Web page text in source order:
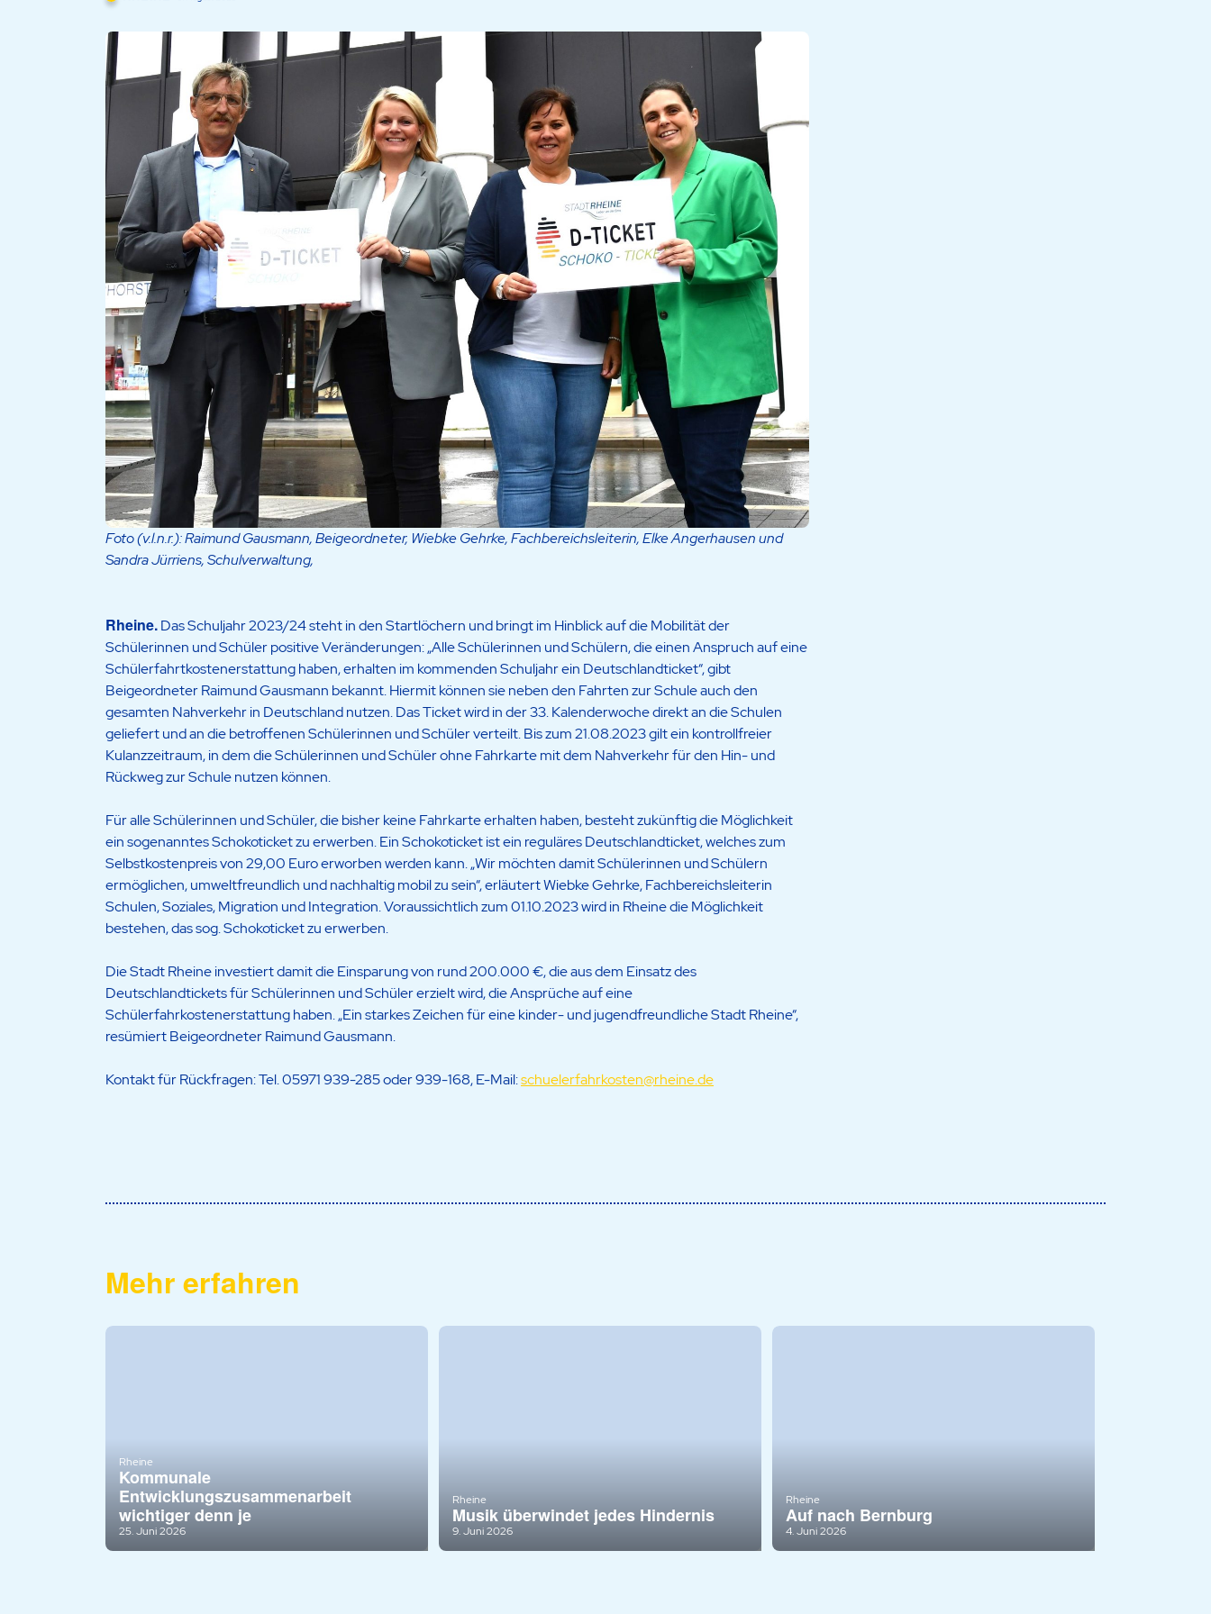
Foto (v.l.n.r.): Raimund Gausmann, Beigeordneter, Wiebke Gehrke, Fachbereichsleiterin, Elke Angerhausen und
Sandra Jürriens, Schulverwaltung,
Rheine.Das Schuljahr 2023/24 steht in den Startlöchern und bringt im Hinblick auf die Mobilität der
Schülerinnen und Schüler positive Veränderungen: „Alle Schülerinnen und Schülern, die einen Anspruch auf eine
Schülerfahrtkostenerstattung haben, erhalten im kommenden Schuljahr ein Deutschlandticket“, gibt
Beigeordneter Raimund Gausmann bekannt. Hiermit können sie neben den Fahrten zur Schule auch den
gesamten Nahverkehr in Deutschland nutzen. Das Ticket wird in der 33. Kalenderwoche direkt an die Schulen
geliefert und an die betroffenen Schülerinnen und Schüler verteilt. Bis zum 21.08.2023 gilt ein kontrollfreier
Kulanzzeitraum, in dem die Schülerinnen und Schüler ohne Fahrkarte mit dem Nahverkehr für den Hin- und
Rückweg zur Schule nutzen können.
Für alle Schülerinnen und Schüler, die bisher keine Fahrkarte erhalten haben, besteht zukünftig die Möglichkeit
ein sogenanntes Schokoticket zu erwerben. Ein Schokoticket ist ein reguläres Deutschlandticket, welches zum
Selbstkostenpreis von 29,00 Euro erworben werden kann. „Wir möchten damit Schülerinnen und Schülern
ermöglichen, umweltfreundlich und nachhaltig mobil zu sein“, erläutert Wiebke Gehrke, Fachbereichsleiterin
Schulen, Soziales, Migration und Integration. Voraussichtlich zum 01.10.2023 wird in Rheine die Möglichkeit
bestehen, das sog. Schokoticket zu erwerben.
Die Stadt Rheine investiert damit die Einsparung von rund 200.000 €, die aus dem Einsatz des
Deutschlandtickets für Schülerinnen und Schüler erzielt wird, die Ansprüche auf eine
Schülerfahrkostenerstattung haben. „Ein starkes Zeichen für eine kinder- und jugendfreundliche Stadt Rheine“,
resümiert Beigeordneter Raimund Gausmann.
Kontakt für Rückfragen: Tel. 05971 939-285 oder 939-168, E-Mail:schuelerfahrkosten@rheine.de
Mehr erfahren
Rheine
Kommunale
Entwicklungszusammenarbeit
wichtiger denn je
25. Juni 2026
Rheine
Musik überwindet jedes Hindernis
9. Juni 2026
Rheine
Auf nach Bernburg
4. Juni 2026